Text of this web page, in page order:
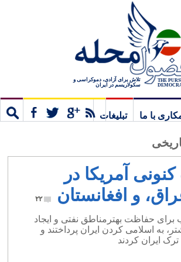
THE
تلاش برای آزادی، دموکراسی و
سکولاریسم در ایران
با ما
تبلیغات
آمریکا در
و افغانستان
۲۲
حفاظت بهترمناطق نفتی و ایجاد
به اسلامی کردن ایران پرداختند و
ترک ایران کردند